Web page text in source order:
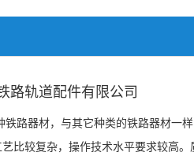
路轨道配件有限公司
铁路器材，与其它种类的铁路器材一
比较复杂，操作技术水平要求较高